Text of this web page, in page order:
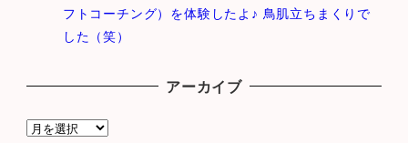
フトコーチング）を体験したよ♪ 鳥肌立ちまくりで
した（笑）
アーカイブ
ア